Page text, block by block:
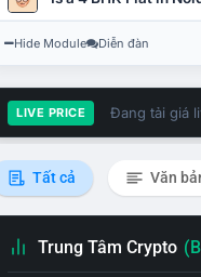
Hide Module Diễn đàn
LIVE PRICE Đang tải giá
Tất cả Văn
Trung Tâm Crypto